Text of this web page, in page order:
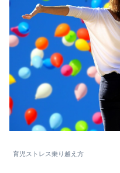
育児ストレス乗り越え方